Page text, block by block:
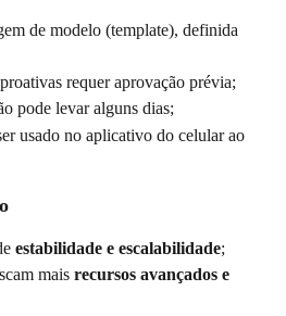
de modelo (template), definida
requer aprovação prévia;
pode levar alguns dias;
usado no aplicativo do celular ao
estabilidade e escalabilidade;
mais recursos avançados e